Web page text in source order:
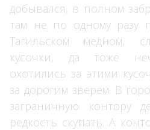
добывался, в полном
там не по одному разу
Тагильском медном,
кусочки, да тоже
охотились за этими
за дорогим зверем. В
заграничную контору
редкость скупать. А